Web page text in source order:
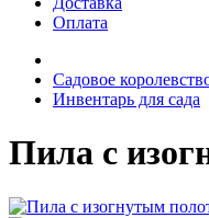
Оплата
Садовое
Инвентарь для сада
Пила с